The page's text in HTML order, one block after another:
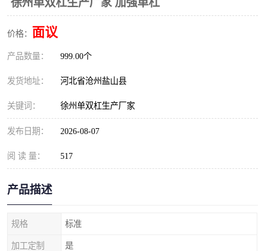
徐州单双杠生产厂家 加强单杠
价格： 面议
产品数量： 999.00个
发货地址： 河北省沧州盐山县
关键词： 徐州单双杠生产厂家
发布日期： 2026-08-07
阅 读 量： 517
产品描述
规格 标准
加工定制 是